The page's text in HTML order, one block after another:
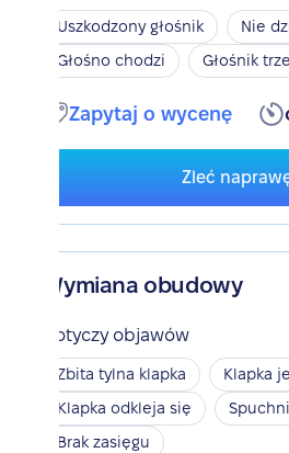
Uszkodzony głośnik
Nie
Głośno chodzi
Głośnik
Zapytaj o wycenę
Zleć
Wymiana obudowy
Dotyczy objawów
Zbita tylna klapka
Klapka
Klapka odkleja się
Brak zasięgu